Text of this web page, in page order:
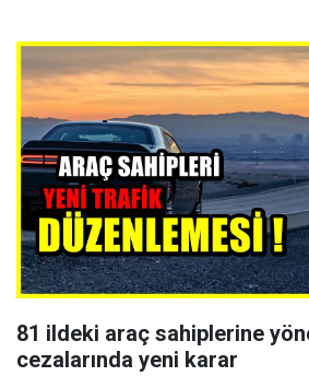
81 ildeki araç sahiplerine
cezalarında yeni karar